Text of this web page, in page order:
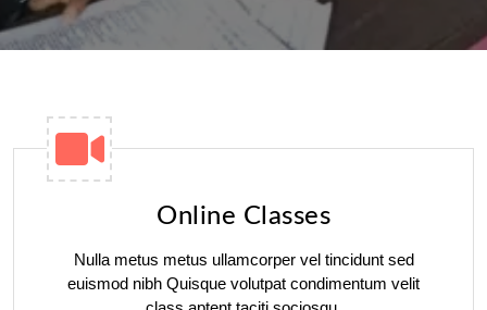
Online Classes
Nulla metus metus ullamcorper vel tincidunt sed
euismod nibh Quisque volutpat condimentum velit